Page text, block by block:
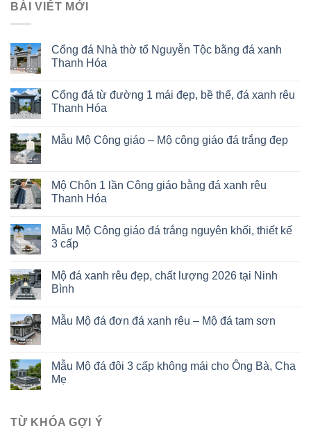
BÀI VIẾT MỚI
Cổng đá Nhà thờ tổ Nguyễn Tộc bằng đá xanh
Thanh Hóa
Cổng đá từ đường 1 mái đẹp, bề thế, đá xanh rêu
Thanh Hóa
Mẫu Mộ Công giáo – Mộ công giáo đá trắng đẹp
Mộ Chôn 1 lần Công giáo bằng đá xanh rêu
Thanh Hóa
Mẫu Mộ Công giáo đá trắng nguyên khối, thiết kế
3 cấp
Mộ đá xanh rêu đẹp, chất lượng 2026 tại Ninh
Bình
Mẫu Mộ đá đơn đá xanh rêu – Mộ đá tam sơn
Mẫu Mộ đá đôi 3 cấp không mái cho Ông Bà, Cha
Mẹ
TỪ KHÓA GỢI Ý